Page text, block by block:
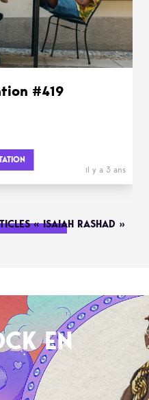
#419
il y a 3 ans
« ISAIAH RASHAD »
EN